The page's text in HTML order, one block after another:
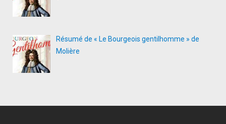
Résumé de « Le Bourgeois gentilhomme » de
Molière